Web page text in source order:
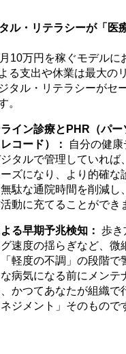
ル・リテラシーが「医
10万円を稼ぐモデルに
る支出や休業は最大の
タル・リテラシーがセ
。
イン診療とPHR（パー
コード）：
自分の健
タルで管理していれば
ズになり、より的確な
駄な通院時間を削減し
動に充てることができ
る早期予兆検知： 歩き
グ速度の揺らぎなど、微
軽度の不調」の段階で
病気になる前にメンテ
かつてあなたが組織で
ジメント」そのもので